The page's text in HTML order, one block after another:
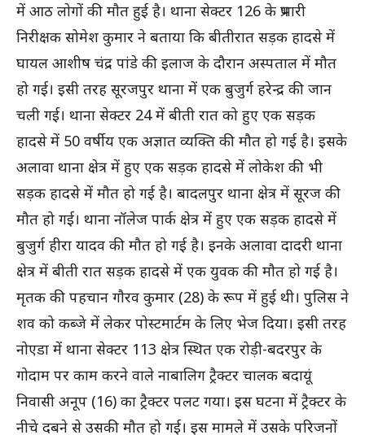
में आठ लाेगाें की माैत हुई है। थाना सेक्टर 126 के प्रभारी
निरीक्षक सोमेश कुमार ने बताया कि बीतीरात सड़क हादसे में
घायल आशीष चंद्र पांडे की इलाज के दौरान अस्पताल में मौत
हो गई। इसी तरह सूरजपुर थाना में एक बुजुर्ग हरेन्द्र की जान
चली गई। थाना सेक्टर 24 में बीती रात को हुए एक सड़क
हादसे में 50 वर्षीय एक अज्ञात व्यक्ति की मौत हो गई है। इसके
अलावा थाना क्षेत्र में हुए एक सड़क हादसे में लोकेश की भी
सड़क हादसे में मौत हो गई है। बादलपुर थाना क्षेत्र में सूरज की
मौत हो गई। थाना नॉलेज पार्क क्षेत्र में हुए एक सड़क हादसे में
बुजुर्ग हीरा यादव की मौत हो गई है। इनके अलावा दादरी थाना
क्षेत्र में बीती रात सड़क हादसे में एक युवक की माैत हाे गई है।
मृतक की पहचान गाैरव कुमार (28) के रूप में हुई थी। पुलिस ने
शव को कब्जे में लेकर पोस्टमार्टम के लिए भेज दिया। इसी तरह
नोएडा में थाना सेक्टर 113 क्षेत्र स्थित एक रोड़ी-बदरपुर के
गोदाम पर काम करने वाले नाबालिग ट्रैक्टर चालक बदायूं
निवासी अनूप (16) का ट्रैक्टर पलट गया। इस घटना में ट्रैक्टर के
नीचे दबने से उसकी मौत हो गई। इस मामले में उसके परिजनों